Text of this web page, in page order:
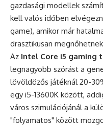
gazdasági modellek
kell valós időben
game), amikor már
drasztikusan
Az Intel Core i5 gaming
legnagyobb szórást a
lövöldözős játéknál 20-
egy i5-13600K között,
város szimulációjánál a
"folyamatos" között